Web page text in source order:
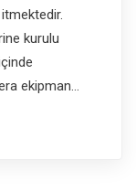
kurulu
ekipman…